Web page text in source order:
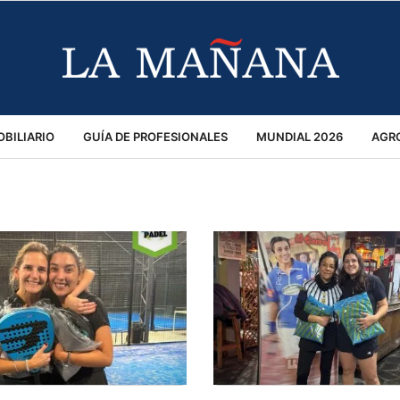
GUÍA DE PROFESIONALES MUNDIAL 2026